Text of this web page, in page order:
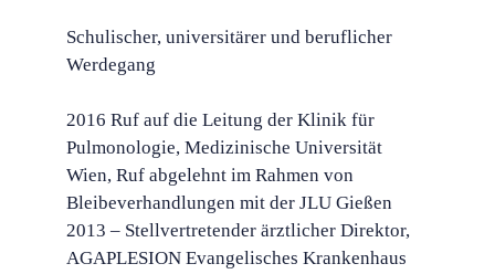
Schulischer, universitärer und beruflicher
Werdegang
2016 Ruf auf die Leitung der Klinik für
Pulmonologie, Medizinische Universität
Wien, Ruf abgelehnt im Rahmen von
Bleibeverhandlungen mit der JLU Gießen
2013 – Stellvertretender ärztlicher Direktor,
AGAPLESION Evangelisches Krankenhaus